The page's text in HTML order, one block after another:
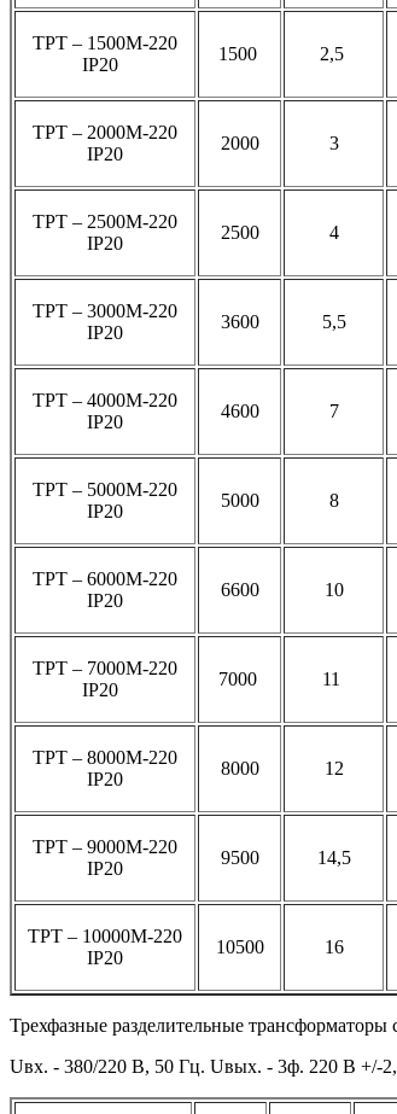
ТРТ – 1500М-220
IP20
1500 2,5
ТРТ – 2000М-220
IP20
2000 3
ТРТ – 2500М-220
IP20
2500 4
ТРТ – 3000М-220
IP20
3600 5,5
ТРТ – 4000М-220
IP20
4600 7
ТРТ – 5000М-220
IP20
5000 8
ТРТ – 6000М-220
IP20
6600 10
ТРТ – 7000М-220
IP20
7000 11
ТРТ – 8000М-220
IP20
8000 12
ТРТ – 9000М-220
IP20
9500 14,5
ТРТ – 10000М-220
IP20
10500 16
Трехфазные разделительные
Uвх. - 380/220 В, 50 Гц. Uвых. - 3ф. 220 В +/-